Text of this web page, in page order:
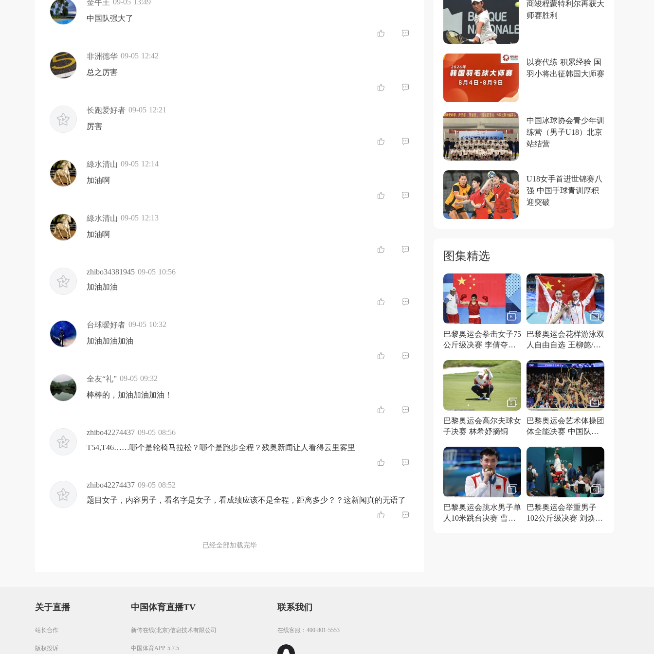
金牛王 09-05 13:49
中国队强大了
非洲德华 09-05 12:42
总之厉害
长跑爱好者 09-05 12:21
厉害
綠水清山 09-05 12:14
加油啊
綠水清山 09-05 12:13
加油啊
zhibo34381945 09-05 10:56
加油加油
台球暧好者 09-05 10:32
加油加油加油
全友“礼” 09-05 09:32
棒棒的，加油加油加油！
zhibo42274437 09-05 08:56
T54,T46……哪个是轮椅马拉松？哪个是跑步全程？残奥新闻让人看得云里雾里
zhibo42274437 09-05 08:52
题目女子，内容男子，看名字是女子，看成绩应该不是全程，距离多少？？这新闻真的无语了
已经全部加载完毕
商竣程蒙特利尔再获大
师赛胜利
以赛代练 积累经验 国
羽小将出征韩国大师赛
中国冰球协会青少年训
练营（男子U18）北京
站结营
U18女手首进世锦赛八
强 中国手球青训厚积
迎突破
图集精选
6
巴黎奥运会拳击女子75
公斤级决赛 李倩夺得
5
巴黎奥运会花样游泳双
人自由自选 王柳懿/王
5
巴黎奥运会高尔夫球女
子决赛 林希妤摘铜
6
巴黎奥运会艺术体操团
体全能决赛 中国队夺
7
巴黎奥运会跳水男子单
人10米跳台决赛 曹缘
6
巴黎奥运会举重男子
102公斤级决赛 刘焕华
关于直播
站长合作
版权投诉
中国体育直播TV
新传在线(北京)信息技术有限公司
中国体育APP 5.7.5
联系我们
在线客服：400-801-5553